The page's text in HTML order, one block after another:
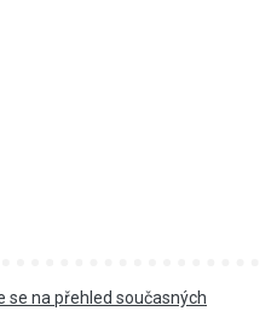
se na přehled současných